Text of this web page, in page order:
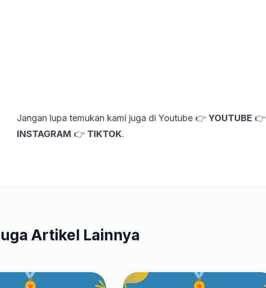
Jangan lupa temukan kami juga di Youtube 👉 YOUTUBE 👉
INSTAGRAM 👉 TIKTOK.
Artikel Lainnya